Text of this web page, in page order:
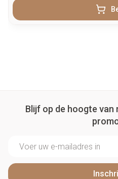
Blijf op de hoogte van